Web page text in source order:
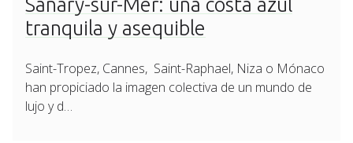
tranquila y asequible
Saint-Tropez, Cannes, Saint-Raphael, Niza o Mónaco
han propiciado la imagen colectiva de un mundo de
lujo y d…